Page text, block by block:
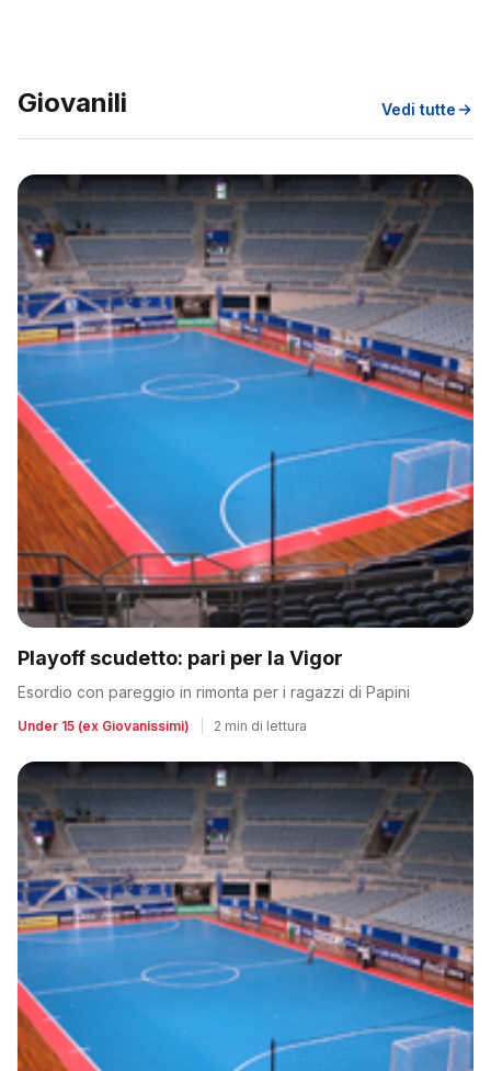
Giovanili Vedi tutte
Playoff scudetto: pari per la Vigor
Esordio con pareggio in rimonta per i ragazzi di Papini
Under 15 (ex Giovanissimi) 2 min di lettura